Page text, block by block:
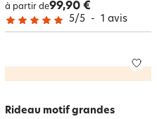
à partir de99,90 €
5/5 - 1 avis
Rideau motif grandes